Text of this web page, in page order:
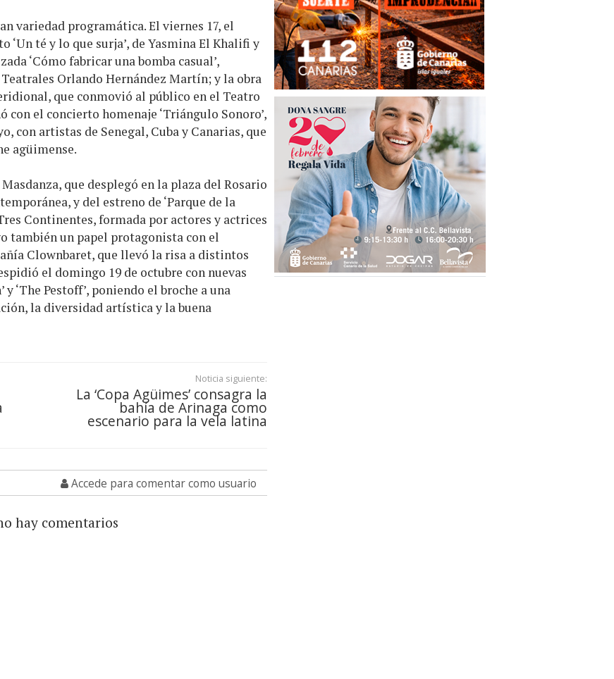
variedad programática. El viernes 17, el
té y lo que surja’, de Yasmina El Khalifi y
‘Cómo fabricar una bomba casual’,
Orlando Hernández Martín; y la obra
que conmovió al público en el Teatro
con el concierto homenaje ‘Triángulo Sonoro’,
con artistas de Senegal, Cuba y Canarias, que
agüimense.
que desplegó en la plaza del Rosario
y del estreno de ‘Parque de la
Continentes, formada por actores y actrices
también un papel protagonista con el
Clownbaret, que llevó la risa a distintos
el domingo 19 de octubre con nuevas
‘The Pestoff’, poniendo el broche a una
la diversidad artística y la buena
Noticia siguiente:
La ‘Copa Agüimes’ consagra la
bahía de Arinaga como
escenario para la vela latina
Accede para comentar como usuario
hay comentarios